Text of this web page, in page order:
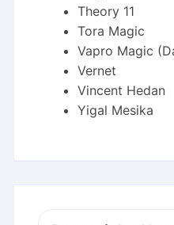
Theory 11
Tora Magic
Vapro Magic
Vernet
Vincent Hedan
Yigal Mesika